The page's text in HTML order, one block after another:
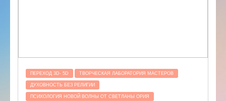
ПЕРЕХОД 3D- 5D ТВОРЧЕСКАЯ ЛАБОРАТОРИЯ МАСТЕРОВ
ДУХОВНОСТЬ БЕЗ РЕЛИГИИ
ПСИХОЛОГИЯ НОВОЙ ВОЛНЫ ОТ СВЕТЛАНЫ ОРИЯ